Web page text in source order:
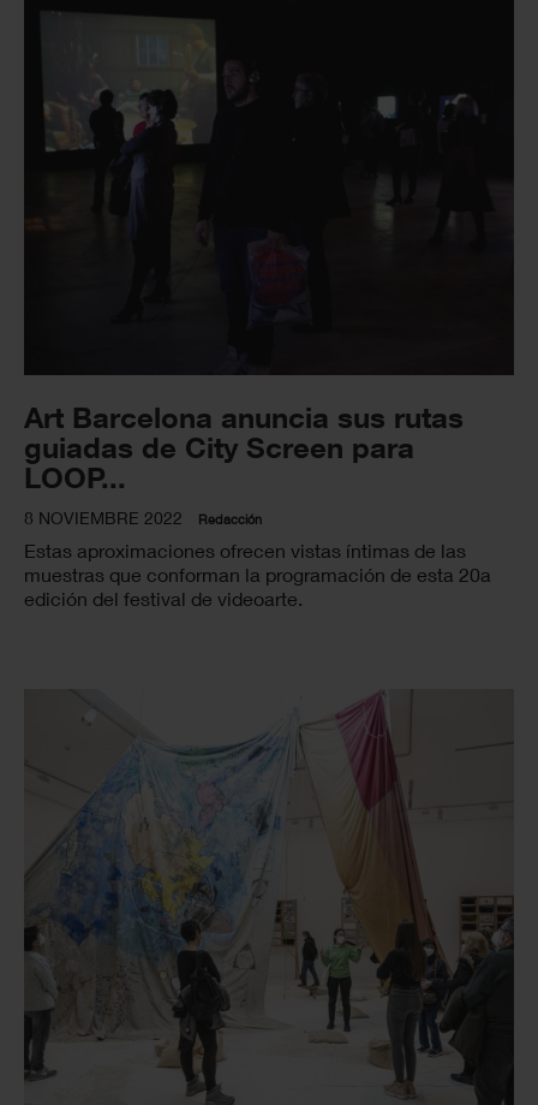
Art Barcelona anuncia sus rutas
guiadas de City Screen para
LOOP...
8 NOVIEMBRE 2022 Redacción
Estas aproximaciones ofrecen vistas íntimas de las
muestras que conforman la programación de esta 20a
edición del festival de videoarte.